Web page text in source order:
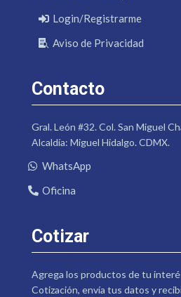
Login/Registrarme
Aviso de Privacidad
Contacto
Gral. León #32. Col. San Miguel
Alcaldía: Miguel Hidalgo. CDMX.
WhatsApp
Oficina
Cotizar
Agrega los productos de tu
Cotización, envía tus datos y